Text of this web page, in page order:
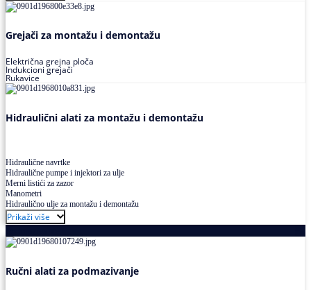
Grejači za montažu i demontažu
Električna grejna ploča
Indukcioni grejači
Rukavice
Hidraulični alati za montažu i demontažu
Hidraulične navrtke
Hidraulične pumpe i injektori za ulje
Merni listići za zazor
Manometri
Hidraulično ulje za montažu i demontažu
Prikaži više
Ručni alati za podmazivanje